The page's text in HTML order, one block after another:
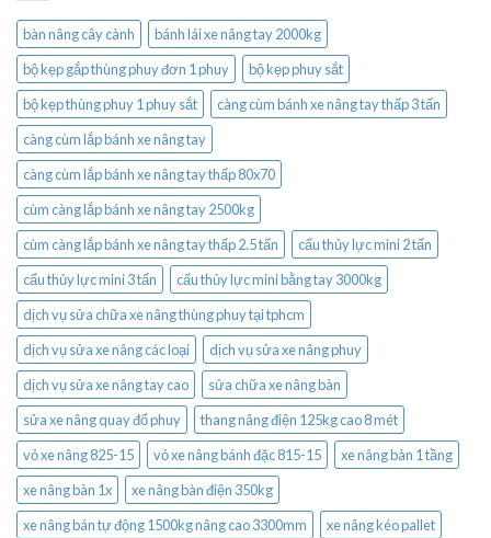
bàn nâng cây cành
bánh lái xe nâng tay 2000kg
bộ kẹp gắp thùng phuy đơn 1 phuy
bộ kẹp phuy sắt
bộ kẹp thùng phuy 1 phuy sắt
càng cùm bánh xe nâng tay thấp 3 tấn
càng cùm lắp bánh xe nâng tay
càng cùm lắp bánh xe nâng tay thấp 80x70
cùm càng lắp bánh xe nâng tay 2500kg
cùm càng lắp bánh xe nâng tay thấp 2.5 tấn
cẩu thủy lực mini 2 tấn
cẩu thủy lực mini 3 tấn
cẩu thủy lực mini bằng tay 3000kg
dịch vụ sửa chữa xe nâng thùng phuy tại tphcm
dịch vụ sửa xe nâng các loại
dịch vụ sửa xe nâng phuy
dịch vụ sửa xe nâng tay cao
sửa chữa xe nâng bàn
sửa xe nâng quay đổ phuy
thang nâng điện 125kg cao 8 mét
vỏ xe nâng 825-15
vỏ xe nâng bánh đặc 815-15
xe nâng bàn 1 tầng
xe nâng bàn 1x
xe nâng bàn điện 350kg
xe nâng bán tự động 1500kg nâng cao 3300mm
xe nâng kéo pallet